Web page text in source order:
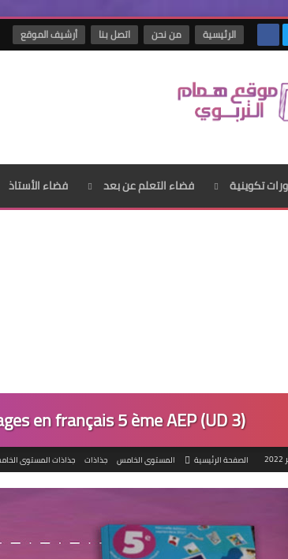
الرئيسية من نحن اتصل بنا أرشيف الموقع
تكوينية فضاء التعلم عن بعد فضاء الأستاذ
en français 5 ème AEP (UD 3)
الصفحة الرئيسية المستوى الخامس جذاذات جذاذات المستوى